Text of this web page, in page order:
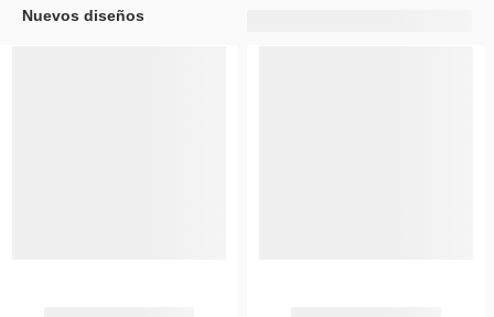
Nuevos diseños